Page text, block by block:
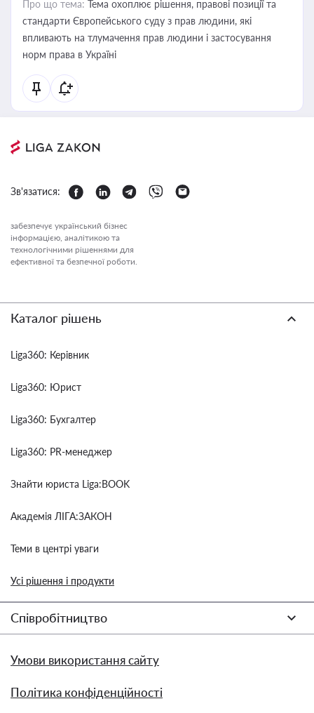
Про що тема: Тема охоплює рішення, правові позиції та
стандарти Європейського суду з прав людини, які
впливають на тлумачення прав людини і застосування
норм права в Україні
Зв'язатися:
забезпечує український бізнес
інформацією, аналітикою та
технологічними рішеннями для
ефективної та безпечної роботи.
Каталог рішень
Liga360: Керівник
Liga360: Юрист
Liga360: Бухгалтер
Liga360: PR-менеджер
Знайти юриста Liga:BOOK
Академія ЛІГА:ЗАКОН
Теми в центрі уваги
Усі рішення і продукти
Співробітництво
Умови використання сайту
Політика конфіденційності